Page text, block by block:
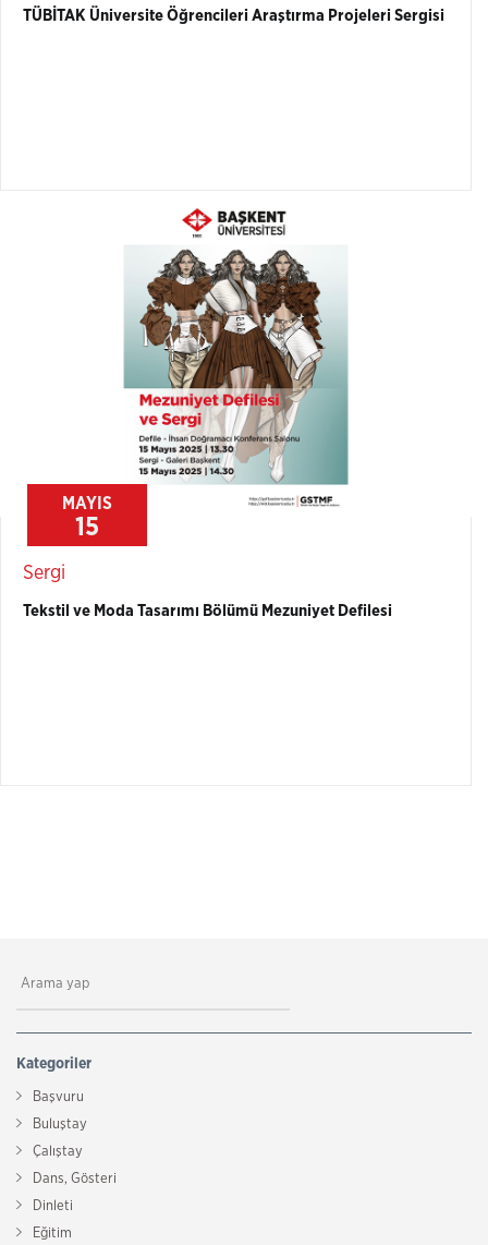
TÜBİTAK Üniversite Öğrencileri Araştırma Projeleri Sergisi
MAYIS
15
Sergi
Tekstil ve Moda Tasarımı Bölümü Mezuniyet Defilesi
Kategoriler
Başvuru
Buluştay
Çalıştay
Dans, Gösteri
Dinleti
Eğitim